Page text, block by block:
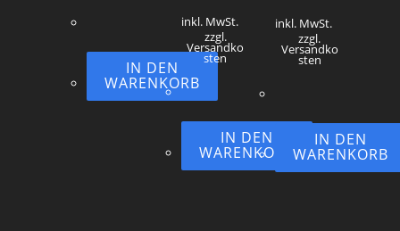
IN DEN
WARENKORB
inkl. MwSt.
zzgl.
Versandko
sten
IN DEN
WARENKORB
inkl. MwSt.
zzgl.
Versandko
sten
IN DEN
WARENKORB